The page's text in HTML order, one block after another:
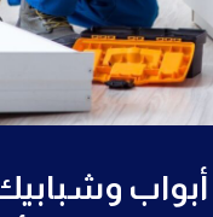
أبواب